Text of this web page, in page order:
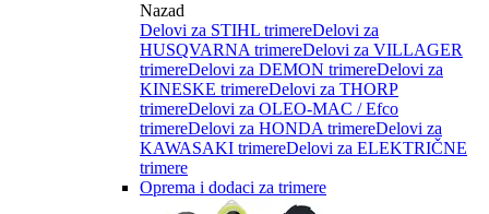
Nazad
Delovi za STIHL trimereDelovi za
HUSQVARNA trimereDelovi za VILLAGER
trimereDelovi za DEMON trimereDelovi za
KINESKE trimereDelovi za THORP
trimereDelovi za OLEO-MAC / Efco
trimereDelovi za HONDA trimereDelovi za
KAWASAKI trimereDelovi za ELEKTRIČNE
trimere
Oprema i dodaci za trimere